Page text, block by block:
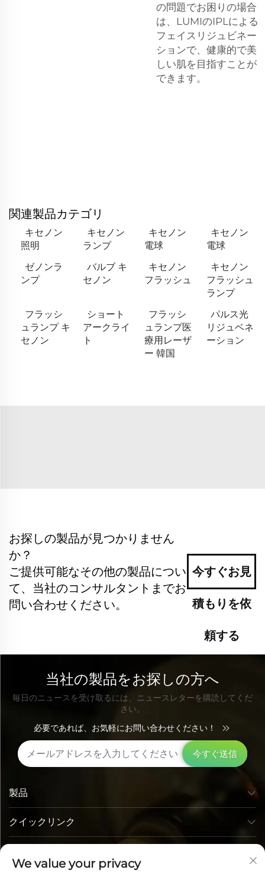
の問題でお困りの場合
は、LUMIのIPLによる
フェイスリジュビネー
ションで、健康的で美
しい肌を目指すことが
できます。
関連製品カテゴリ
キセノン
照明
キセノン
ランプ
キセノン
電球
キセノン
電球
ゼノンラ
ンプ
バルブ キ
セノン
キセノン
フラッシュ
キセノン
フラッシュ
ランプ
フラッシ
ュランプ キ
セノン
ショート
アークライ
ト
フラッシ
ュランプ医
療用レーザ
ー 韓国
パルス光
リジュベネ
ーション
お探しの製品が見つかりません
か？
ご提供可能なその他の製品につい
て、当社のコンサルタントまでお
問い合わせください。
今すぐお見
積もりを依
頼する
当社の製品をお探しの方へ
毎日のニュースを受け取るには、ニュースレターを購読してくだ
さい。
必要であれば、お気軽にお問い合わせください！
今すぐ送信
クイックリンク
製品
We value your privacy